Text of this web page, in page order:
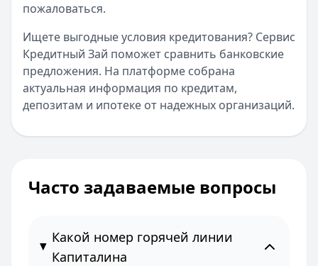
пожаловаться.
Ищете выгодные условия кредитования? Сервис
Кредитный Зай поможет сравнить банковские
предложения. На платформе собрана
актуальная информация по кредитам,
депозитам и ипотеке от надежных организаций.
Часто задаваемые вопросы
Какой номер горячей линии
Капиталина